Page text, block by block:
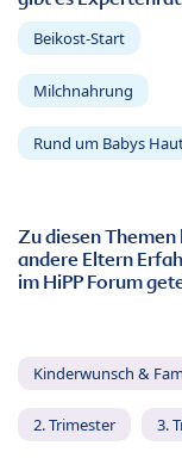
Beikost-Start
Milchnahrung
Rund um Babys
Zu diesen Themen
andere Eltern
im HiPP Forum
Kinderwunsch &
2. Trimester 3.